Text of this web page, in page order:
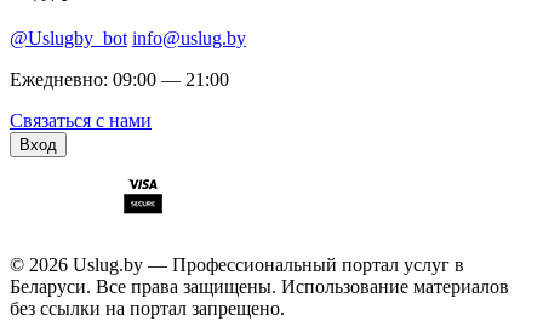
@Uslugby_bot info@uslug.by
Ежедневно: 09:00 — 21:00
Связаться с нами
Вход
© 2026 Uslug.by — Профессиональный портал услуг в
Беларуси. Все права защищены. Использование материалов
без ссылки на портал запрещено.